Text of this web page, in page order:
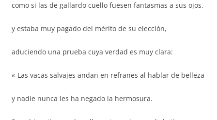
como si las de gallardo cuello fuesen fantasmas a sus ojos,
y estaba muy pagado del mérito de su elección,
aduciendo una prueba cuya verdad es muy clara:
«-Las vacas salvajes andan en refranes al hablar de belleza
y nadie nunca les ha negado la hermosura.